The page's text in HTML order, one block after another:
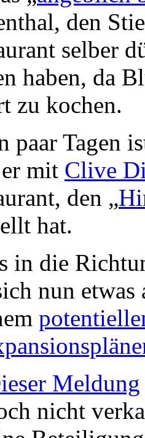
den
selber
haben, da
zu kochen.
paar Tagen
mit Clive
den „
hat.
in die
nun
Meldung
nicht